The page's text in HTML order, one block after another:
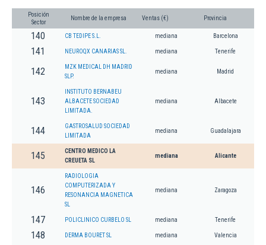
Posición
Sector
Nombre de la empresa Ventas (€) Provincia
140 CB TEDIPE S.L. mediana Barcelona
141 NEUROQX CANARIAS SL. mediana Tenerife
142
MZK MEDICAL DH MADRID
SLP.
mediana Madrid
143
INSTITUTO BERNABEU
ALBACETE SOCIEDAD
LIMITADA.
mediana Albacete
144
GASTROSALUD SOCIEDAD
LIMITADA
mediana Guadalajara
145
CENTRO MEDICO LA
CREUETA SL
mediana Alicante
146
RADIOLOGIA
COMPUTERIZADA Y
RESONANCIA MAGNETICA
SL
mediana Zaragoza
147 POLICLINICO CURBELO SL mediana Tenerife
148 DERMA BOURET SL mediana Valencia